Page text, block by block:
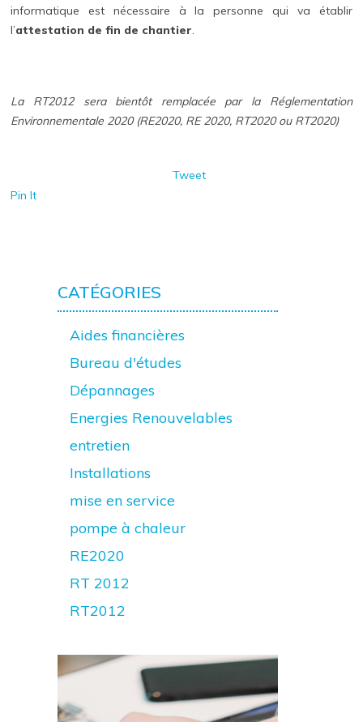
informatique est nécessaire à la personne qui va établir
l’attestation de fin de chantier.
La RT2012 sera bientôt remplacée par la Réglementation
Environnementale 2020 (RE2020, RE 2020, RT2020 ou RT2020)
Tweet
Pin It
CATÉGORIES
Aides financières
Bureau d'études
Dépannages
Energies Renouvelables
entretien
Installations
mise en service
pompe à chaleur
RE2020
RT 2012
RT2012